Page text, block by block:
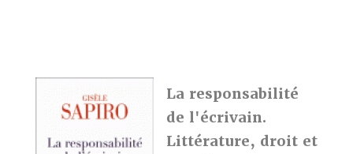
La responsabilité
de l'écrivain.
Littérature, droit et